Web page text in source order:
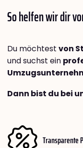
So helfen wir dir
Du möchtest von
und suchst ein
Dann bist du bei
Transparente